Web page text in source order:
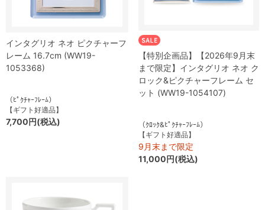
インタグリオ ネオ ピクチャーフ
レーム 16.7cm (WW19-
1053368)
（ﾋﾟｸﾁｬｰﾌﾚｰﾑ）
【ギフト好適品】
7,700円(税込)
【特別企画品】【2026年9月末
まで限定】インタグリオ ネオ ク
ロック&ピクチャーフレーム セ
ット (WW19-1054107)
（ｸﾛｯｸ&ﾋﾟｸﾁｬｰﾌﾚｰﾑ）
【ギフト好適品】
9月末まで限定
11,000円(税込)